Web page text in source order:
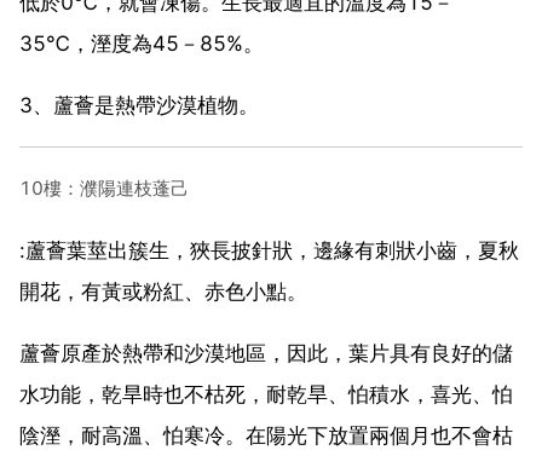
35℃，溼度為45－85%。
3、蘆薈是熱帶沙漠植物。
10樓：濮陽連枝蓬己
:蘆薈葉莖出簇生，狹長披針狀，邊緣有刺狀小齒，夏秋
開花，有黃或粉紅、赤色小點。
蘆薈原產於熱帶和沙漠地區，因此，葉片具有良好的儲
水功能，乾旱時也不枯死，耐乾旱、怕積水，喜光、怕
陰溼，耐高溫、怕寒冷。在陽光下放置兩個月也不會枯